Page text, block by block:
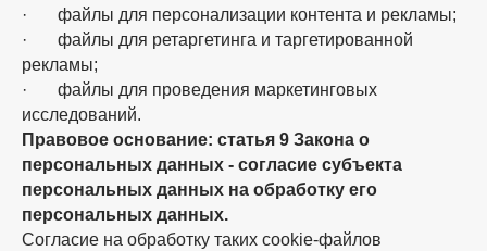
· файлы для персонализации контента и рекламы;
· файлы для ретаргетинга и таргетированной
рекламы;
· файлы для проведения маркетинговых
исследований.
Правовое основание: статья 9 Закона о
персональных данных - согласие субъекта
персональных данных на обработку его
персональных данных.
Согласие на обработку таких cookie-файлов